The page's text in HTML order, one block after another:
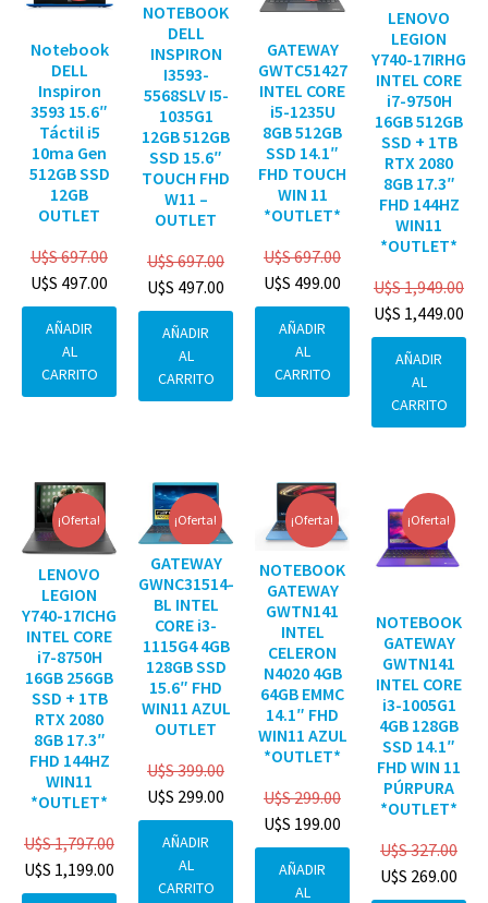
Notebook
DELL
Inspiron
3593 15.6″
Táctil i5
10ma Gen
512GB SSD
12GB
OUTLET
U$S697.00
U$S 497.00
AÑADIR
AL
CARRITO
NOTEBOOK
DELL
INSPIRON
I3593-
5568SLV I5-
1035G1
12GB 512GB
SSD 15.6″
TOUCH FHD
W11 –
OUTLET
U$S697.00
U$S 497.00
AÑADIR
AL
CARRITO
GATEWAY
GWTC51427
INTEL CORE
i5-1235U
8GB 512GB
SSD 14.1″
FHD TOUCH
WIN 11
*OUTLET*
U$S697.00
U$S 499.00
AÑADIR
AL
CARRITO
LENOVO
LEGION
Y740-17IRHG
INTEL CORE
i7-9750H
16GB 512GB
SSD + 1TB
RTX 2080
8GB 17.3″
FHD 144HZ
WIN11
*OUTLET*
U$S1,949.00
U$S 1,449.00
AÑADIR
AL
CARRITO
¡Oferta!
LENOVO
LEGION
Y740-17ICHG
INTEL CORE
i7-8750H
16GB 256GB
SSD + 1TB
RTX 2080
8GB 17.3″
FHD 144HZ
WIN11
*OUTLET*
U$S1,797.00
U$S 1,199.00
¡Oferta!
GATEWAY
GWNC31514-
BL INTEL
CORE i3-
1115G4 4GB
128GB SSD
15.6″ FHD
WIN11 AZUL
OUTLET
U$S399.00
U$S 299.00
AÑADIR
AL
CARRITO
¡Oferta!
NOTEBOOK
GATEWAY
GWTN141
INTEL
CELERON
N4020 4GB
64GB EMMC
14.1″ FHD
WIN11 AZUL
*OUTLET*
U$S299.00
U$S 199.00
AÑADIR
AL
¡Oferta!
NOTEBOOK
GATEWAY
GWTN141
INTEL CORE
i3-1005G1
4GB 128GB
SSD 14.1″
FHD WIN 11
PÚRPURA
*OUTLET*
U$S327.00
U$S 269.00